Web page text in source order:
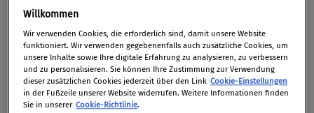
Compliance-Regeln versagen.
Die Compliancehat bei VW im Abgasskandal
offensichtlich versagt. DieDeutschen Wellestellt
Willkommen
Wir verwenden Cookies, die erforderlich sind, damit unsere Website
funktioniert. Wir verwenden gegebenenfalls auch zusätzliche Cookies, um
unsere Inhalte sowie Ihre digitale Erfahrung zu analysieren, zu verbessern
und zu personalisieren. Sie können Ihre Zustimmung zur Verwendung
dieser zusätzlichen Cookies jederzeit über den Link Cookie-Einstellungen
in der Fußzeile unserer Website widerrufen. Weitere Informationen finden
Sie in unserer Cookie-Richtlinie.